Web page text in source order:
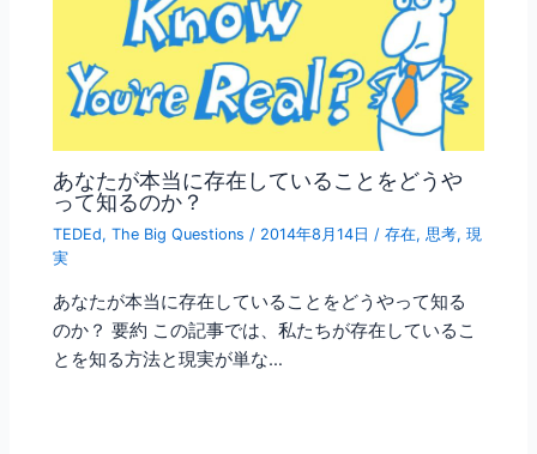
あなたが本当に存在していることをどうや
って知るのか？
TEDEd,The Big Questions / 2014年8月14日 /存在, 思考,現
実
あなたが本当に存在していることをどうやって知る
のか？ 要約 この記事では、私たちが存在しているこ
とを知る方法と現実が単な…